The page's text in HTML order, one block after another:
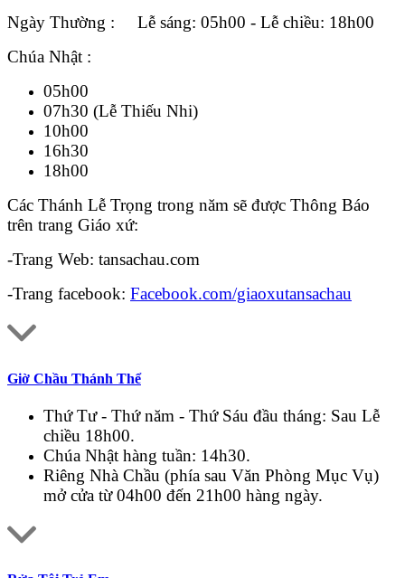
Ngày Thường : Lễ sáng: 05h00 - Lễ chiều: 18h00
Chúa Nhật :
05h00
07h30 (Lễ Thiếu Nhi)
10h00
16h30
18h00
Các Thánh Lễ Trọng trong năm sẽ được Thông Báo
trên trang Giáo xứ:
-Trang Web: tansachau.com
-Trang facebook: Facebook.com/giaoxutansachau
Giờ Chầu Thánh Thể
Thứ Tư - Thứ năm - Thứ Sáu đầu tháng: Sau Lễ
chiều 18h00.
Chúa Nhật hàng tuần: 14h30.
Riêng Nhà Chầu (phía sau Văn Phòng Mục Vụ)
mở cửa từ 04h00 đến 21h00 hàng ngày.